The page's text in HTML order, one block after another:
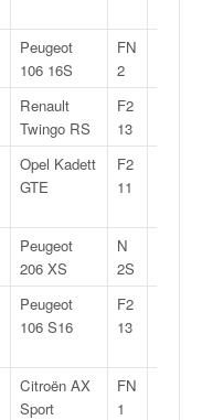
Peugeot
106 16S
FN
2
Renault
Twingo RS
F2
13
Opel Kadett
GTE
F2
11
Peugeot
206 XS
N
2S
Peugeot
106 S16
F2
13
Citroën AX
Sport
FN
1